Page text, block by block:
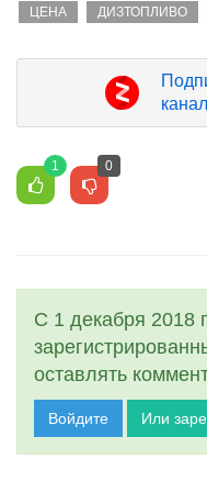
ЦЕНА ДИЗТОПЛИВО
1 0
С 1 декабря 2018
оставлять
Войдите Или